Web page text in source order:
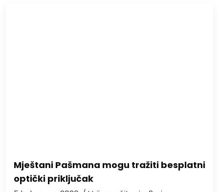
Mještani Pašmana mogu tražiti besplatni
optički priključak